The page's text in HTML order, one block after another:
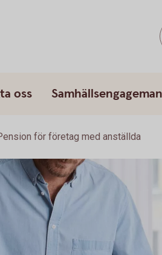
oss
för företag med anställda